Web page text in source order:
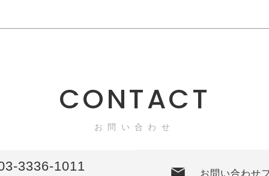
CONTACT
お問い合わせ
3336-1011 お問い合わせ